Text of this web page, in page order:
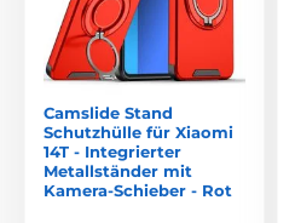
Camslide Stand
Schutzhülle für Xiaomi
14T - Integrierter
Metallständer mit
Kamera-Schieber - Rot